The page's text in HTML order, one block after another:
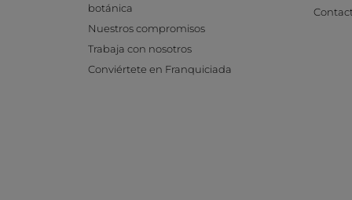
botánica
Nuestros compromisos
Trabaja con nosotros
Conviértete en Franquiciada